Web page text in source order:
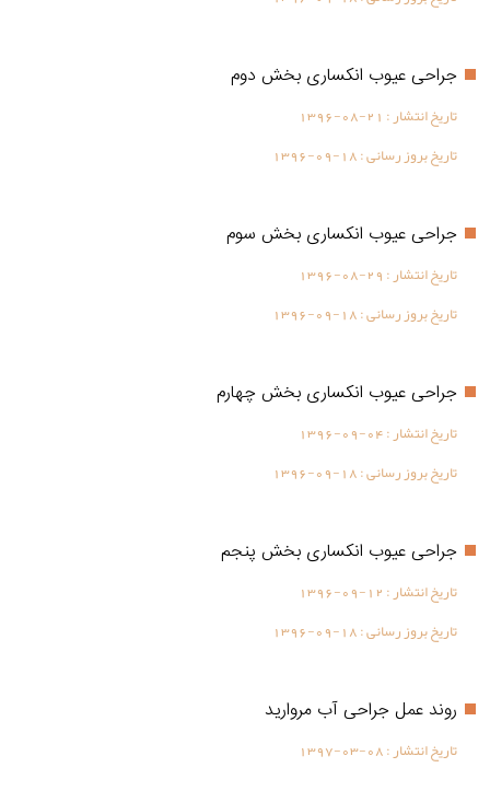
جراحی عیوب انکساری بخش دوم
تاریخ انتشار : 1396-08-21
تاریخ بروز رسانی :1396-09-18
جراحی عیوب انکساری بخش سوم
تاریخ انتشار :1396-08-29
تاریخ بروز رسانی :1396-09-18
جراحی عیوب انکساری بخش چهارم
تاریخ انتشار :1396-09-04
تاریخ بروز رسانی :1396-09-18
جراحی عیوب انکساری بخش پنجم
تاریخ انتشار :1396-09-12
تاریخ بروز رسانی :1396-09-18
روند عمل جراحی آب مروارید
تاریخ انتشار :1397-03-08